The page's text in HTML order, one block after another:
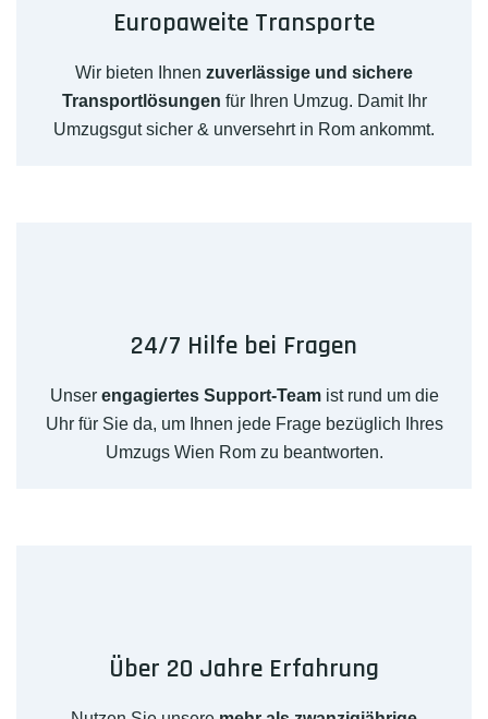
Europaweite Transporte
Wir bieten Ihnen zuverlässige und sichere
Transportlösungen für Ihren Umzug. Damit Ihr
Umzugsgut sicher & unversehrt in Rom ankommt.
24/7 Hilfe bei Fragen
Unser engagiertes Support-Teamist rund um die
Uhr für Sie da, um Ihnen jede Frage bezüglich Ihres
Umzugs Wien Rom zu beantworten.
Über 20 Jahre Erfahrung